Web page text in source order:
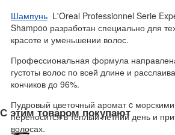
Шампунь L'Oreal Professionnel Serie
Shampoo разработан специально для
красоте и уменьшении волос.
Профессиональная формула
густоты волос по всей длине и
кончиков до 96%.
Пудровый цветочный аромат c
переносится в теплый летний день и
волосах.
С этим товаром покупают